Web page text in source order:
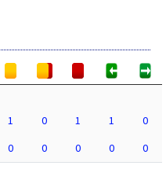
1 0 1 1
0
0 0 0 0
0